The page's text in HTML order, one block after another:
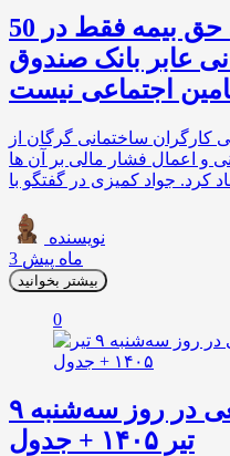
افزایش 60 درصدی حق بیمه فقط در 50
عابر بانک صندوق
ساختمانی گرگان از
و اعمال فشار مالی بر آن ها
کرد. جواد کمیزی در گفتگو با
نویسنده
3 ماه پیش
بیشتر بخوانید
0
دماسنج تامین مالی جمعی در روز سه‌شنبه ۹
تیر ۱۴۰۵ + جدول